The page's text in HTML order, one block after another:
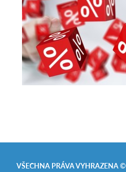
VŠECHNA PRÁVA VYHRAZENA ©